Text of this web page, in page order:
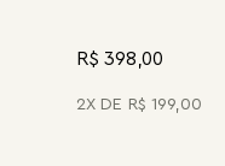
R$ 398,00
2 R$ 199,00